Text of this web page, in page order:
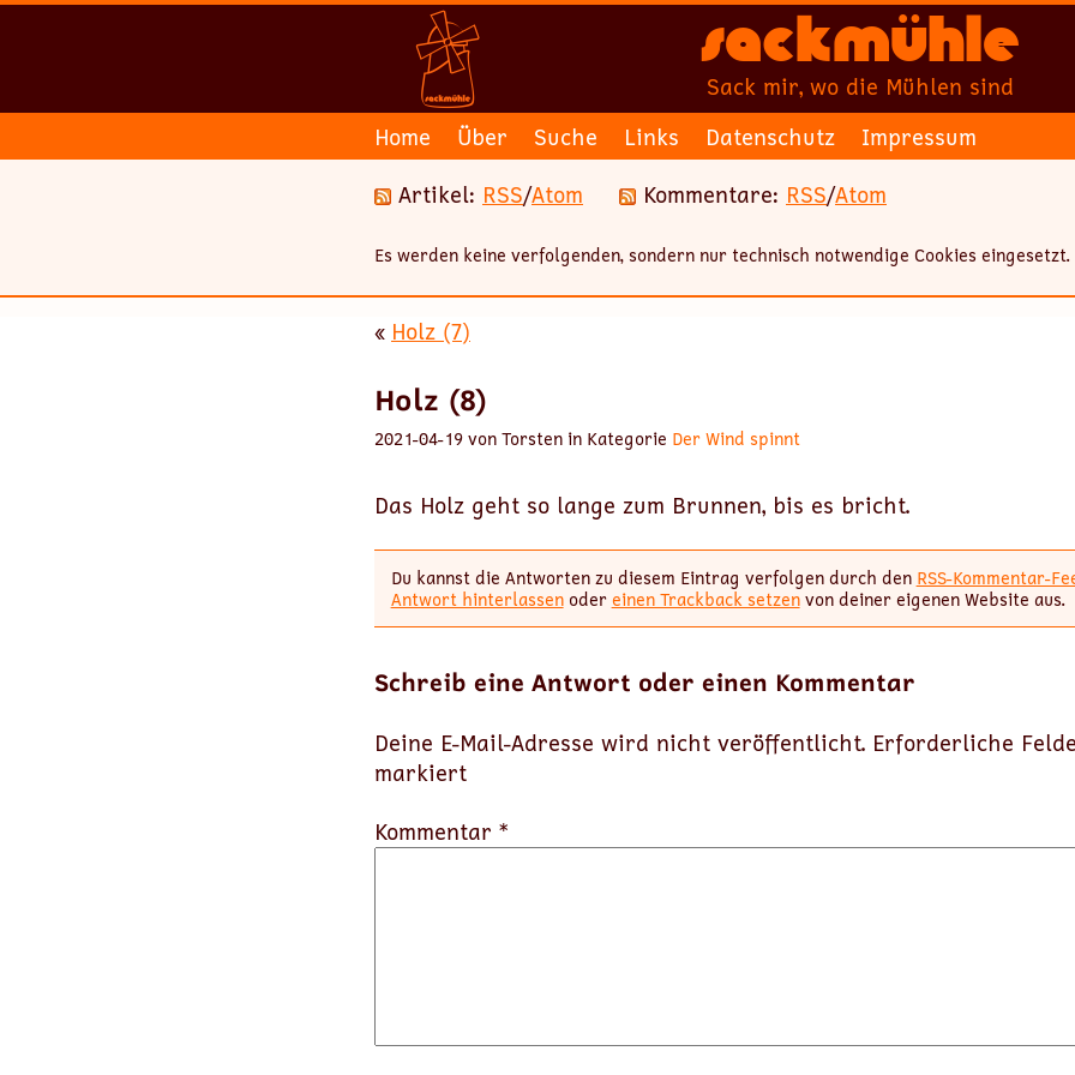
Sackmühle
Sack mir, wo die Mühlen sind
Home
Über Suche Links Datenschutz
Impressum
Artikel: RSS/Atom Kommentare: RSS/Atom
Es werden keine verfolgenden, sondern nur technisch notwendige Cookies eingesetzt.
« Holz (7)
Holz (8)
2021-04-19 von Torsten in Kategorie Der Wind spinnt
Das Holz geht so lange zum Brunnen, bis es bricht.
Du kannst die Antworten zu diesem Eintrag verfolgen durch den RSS-Kommentar-
Antwort hinterlassenodereinen Trackback setzenvon deiner eigenen Website aus.
Schreib eine Antwort oder einen Kommentar
Deine E-Mail-Adresse wird nicht veröffentlicht. Erforderliche
markiert
Kommentar *